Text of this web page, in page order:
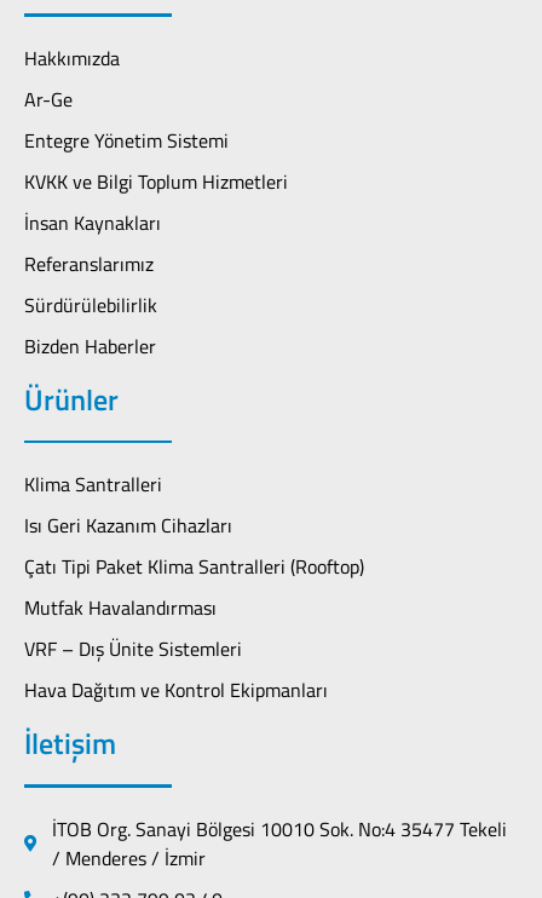
Hakkımızda
Ar-Ge
Entegre Yönetim Sistemi
KVKK ve Bilgi Toplum Hizmetleri
İnsan Kaynakları
Referanslarımız
Sürdürülebilirlik
Bizden Haberler
Ürünler
Klima Santralleri
Isı Geri Kazanım Cihazları
Çatı Tipi Paket Klima Santralleri (Rooftop)
Mutfak Havalandırması
VRF – Dış Ünite Sistemleri
Hava Dağıtım ve Kontrol Ekipmanları
İletişim
İTOB Org. Sanayi Bölgesi 10010 Sok. No:4 35477 Tekeli
/ Menderes / İzmir